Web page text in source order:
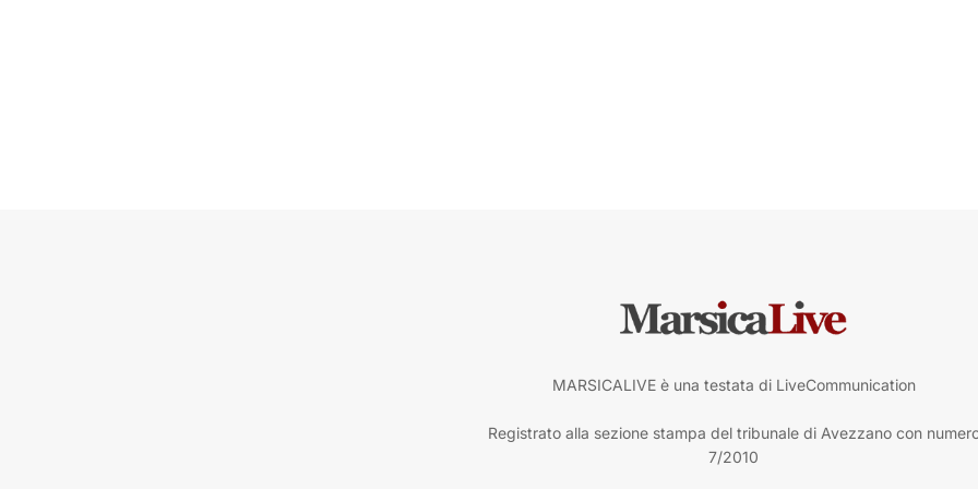
MARSICALIVE è una testata di LiveCommunication
Registrato alla sezione stampa del tribunale di Avezzano con
7/2010